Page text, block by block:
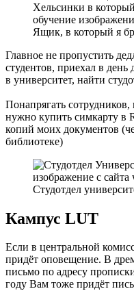
Ящик, в который я
Главное не пропустить
студентов, приехал в
в университет, найти
Понапрягать сотрудников,
нужно купить симкарту в
копий моих документов
библиотеке)
Студотдел
Кампус LUT
Если в центральной
придёт оповещение. В
письмо по адресу
году Вам тоже придёт